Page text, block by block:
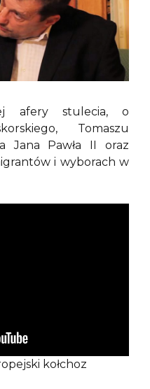
afery stulecia, o
Tomaszu
Jana Pawła II oraz
i wyborach w
kołchoz